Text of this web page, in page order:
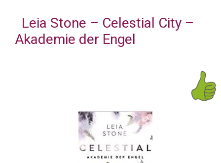
Leia Stone – Celestial City –
Akademie der Engel